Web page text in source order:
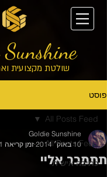
שולטת מקצועית
פוסט
All Posts Feed
כתיבה אישית
All Posts Feed
תתמכר אליי
Goldie Sunshine
10 באוק׳ 2014
זמן קריאה 1 דקות